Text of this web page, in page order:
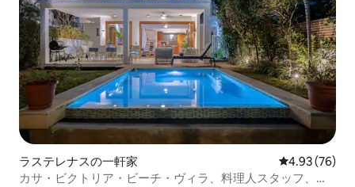
ラステレナスの一軒家 レビュー76
4.93 (76)
カサ・ビクトリア・ビーチ・ヴィラ、料理人スタッフ、ポ